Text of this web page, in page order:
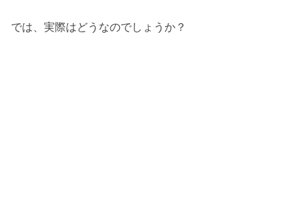
では、実際はどうなのでしょうか？